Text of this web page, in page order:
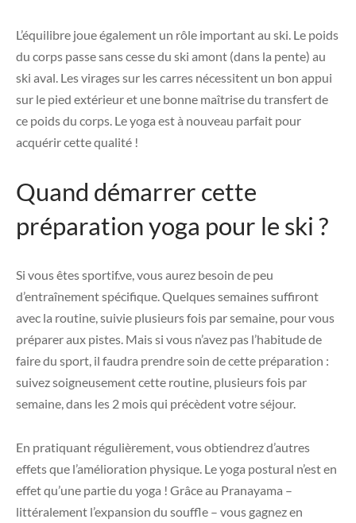
L’équilibre joue également un rôle important au ski. Le poids
du corps passe sans cesse du ski amont (dans la pente) au
ski aval. Les virages sur les carres nécessitent un bon appui
sur le pied extérieur et une bonne maîtrise du transfert de
ce poids du corps. Le yoga est à nouveau parfait pour
acquérir cette qualité !
Quand démarrer cette
préparation yoga pour le ski ?
Si vous êtes sportif.ve, vous aurez besoin de peu
d’entraînement spécifique. Quelques semaines suffiront
avec la routine, suivie plusieurs fois par semaine, pour vous
préparer aux pistes. Mais si vous n’avez pas l’habitude de
faire du sport, il faudra prendre soin de cette préparation :
suivez soigneusement cette routine, plusieurs fois par
semaine, dans les 2 mois qui précèdent votre séjour.
En pratiquant régulièrement, vous obtiendrez d’autres
effets que l’amélioration physique. Le yoga postural n’est en
effet qu’une partie du yoga ! Grâce au Pranayama –
littéralement l’expansion du souffle – vous gagnez en